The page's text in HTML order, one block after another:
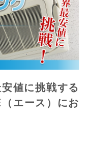
値に挑戦する
エース）にお